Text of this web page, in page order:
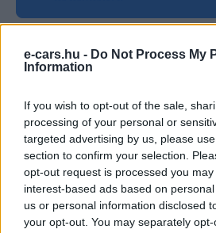
e-cars.hu - Do Not Process My
Information
If you wish to opt-out of the sale,
processing of your personal or
targeted advertising by us, please
section to confirm your selection.
opt-out request is processed you
interest-based ads based on
us or personal information disclosed
your opt-out. You may separately
CÍMKÉK Elektromos autó kapcsolat